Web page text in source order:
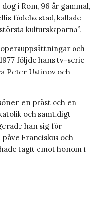
i Rom, 96 år gammal,
födelsestad, kallade
kulturskaparna”.
och
följde hans tv-serie
Peter Ustinov och
en präst och en
och samtidigt
han sig för
Franciskus och
tagit emot honom i